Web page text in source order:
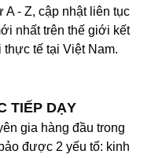
A - Z, cập nhật liên tục
nhất trên thế giới kết
tế tại Việt Nam.
TIẾP DẠY
gia hàng đầu trong
được 2 yếu tố: kinh